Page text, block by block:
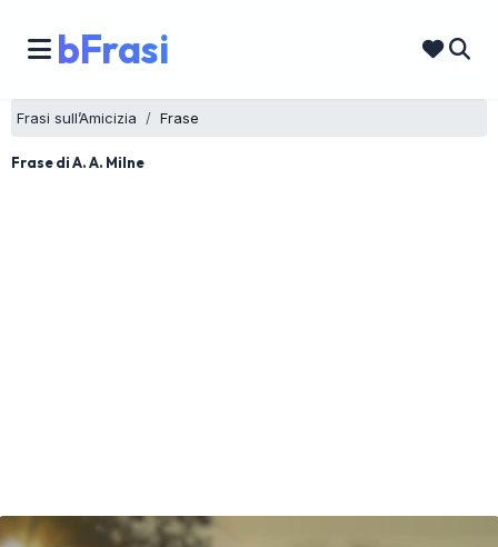
bFrasi
Frasi sull’Amicizia Frase
Frase di A. A. Milne